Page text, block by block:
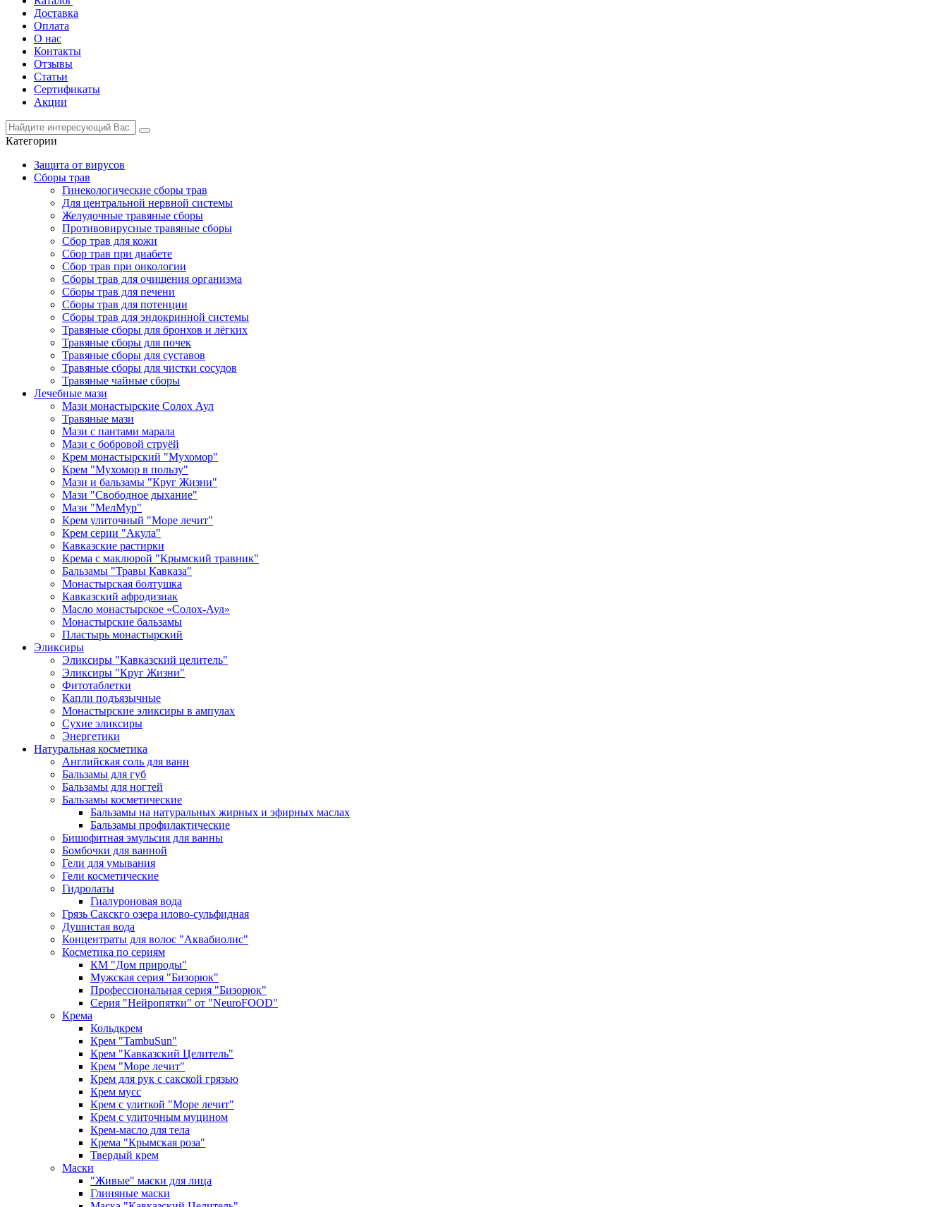
Доставка
Оплата
О нас
Контакты
Отзывы
Статьи
Сертификаты
Акции
Категории
Защита от вирусов
Сборы трав
Гинекологические сборы трав
Для центральной нервной системы
Желудочные травяные сборы
Противовирусные травяные сборы
Сбор трав для кожи
Сбор трав при диабете
Сбор трав при онкологии
Сборы трав для очищения организма
Сборы трав для печени
Сборы трав для потенции
Сборы трав для эндокринной системы
Травяные сборы для бронхов и лёгких
Травяные сборы для почек
Травяные сборы для суставов
Травяные сборы для чистки сосудов
Травяные чайные сборы
Лечебные мази
Мази монастырские Солох Аул
Травяные мази
Мази с пантами марала
Мази с бобровой струёй
Крем монастырский "Мухомор"
Крем "Мухомор в пользу"
Мази и бальзамы "Круг Жизни"
Мази "Свободное дыхание"
Мази "МелМур"
Крем улиточный "Море лечит"
Крем серии "Акула"
Кавказские растирки
Крема с маклюрой "Крымский травник"
Бальзамы "Травы Кавказа"
Монастырская болтушка
Кавказский афродизиак
Масло монастырское «Солох-Аул»
Монастырские бальзамы
Пластырь монастырский
Эликсиры
Эликсиры "Кавказский целитель"
Эликсиры "Круг Жизни"
Фитотаблетки
Капли подъязычные
Монастырские эликсиры в ампулах
Сухие эликсиры
Энергетики
Натуральная косметика
Английская соль для ванн
Бальзамы для губ
Бальзамы для ногтей
Бальзамы косметические
Бальзамы на натуральных жирных и эфирных маслах
Бальзамы профилактические
Бишофитная эмульсия для ванны
Бомбочки для ванной
Гели для умывания
Гели косметические
Гидролаты
Гиалуроновая вода
Грязь Сакскго озера илово-сульфидная
Душистая вода
Концентраты для волос "Аквабиолис"
Косметика по сериям
КМ "Дом природы"
Мужская серия "Бизорюк"
Профессиональная серия "Бизорюк"
Серия "Нейропятки" от "NeuroFOOD"
Крема
Кольдкрем
Крем "TambuSun"
Крем "Кавказский Целитель"
Крем "Море лечит"
Крем для рук с сакской грязью
Крем мусс
Крем с улиткой "Море лечит"
Крем с улиточным муцином
Крем-масло для тела
Крема "Крымская роза"
Твердый крем
Маски
"Живые" маски для лица
Глиняные маски